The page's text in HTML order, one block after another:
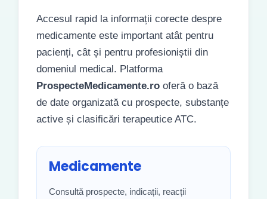
Accesul rapid la informații corecte despre
medicamente este important atât pentru
pacienți, cât și pentru profesioniștii din
domeniul medical. Platforma
ProspecteMedicamente.ro oferă o bază
de date organizată cu prospecte, substanțe
active și clasificări terapeutice ATC.
Medicamente
Consultă prospecte, indicații, reacții